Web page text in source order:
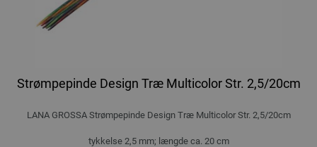
Strømpepinde Design Træ Multicolor Str. 2,5/20cm
LANA GROSSA Strømpepinde Design Træ Multicolor Str. 2,5/20cm
tykkelse 2,5 mm; længde ca. 20 cm